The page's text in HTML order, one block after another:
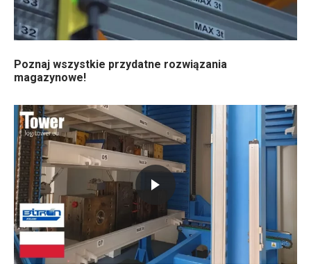
Poznaj wszystkie przydatne rozwiązania
magazynowe!